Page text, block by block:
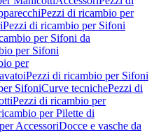
Pezzi di ricambio per
Pezzi di ricambio per Sifoni
per Sifoni da
per Sifoni
per
Pezzi di ricambio per Sifoni
SifoniCurve tecnichePezzi di
Pezzi di ricambio per
per Pilette di
AccessoriDocce e vasche da